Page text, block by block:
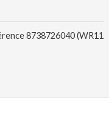
8738726040 (WR11